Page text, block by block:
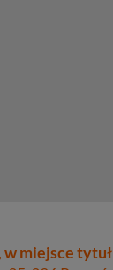
w miejsce